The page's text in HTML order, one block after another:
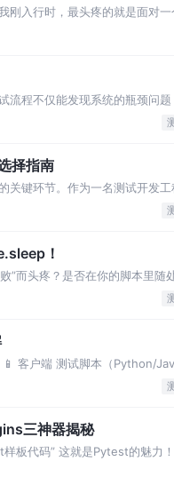
入行时，最头疼的就是面对
程不仅能发现系统的瓶颈问
步掌握性能
择指南
键环节。作为一名测试开发
，帮助
！
”而头疼？是否在你的脚本里
客户端 测试脚本（Python/
三神器揭秘
板代码” 这就是Pytest的魅力